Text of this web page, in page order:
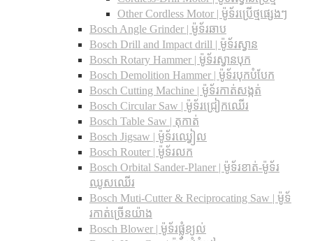
Other Cordless Motor | ម៉ូទ័រប្រើថ្មផ្សេងៗ
Bosch Angle Grinder | ម៉ូទ័រឆាប
Bosch Drill and Impact drill | ម៉ូទ័រស្វាន
Bosch Rotary Hammer | ម៉ូទ័រស្វានបុក
Bosch Demolition Hammer | ម៉ូទ័របុកបំបែក
Bosch Cutting Machine | ម៉ូទ័រកាត់សង្កត់
Bosch Circular Saw | ម៉ូទ័រជ្រៀកឈើរ
Bosch Table Saw | តុកាត់
Bosch Jigsaw | ម៉ូទ័រឈ្វៀល
Bosch Router | ម៉ូទ័រលក
Bosch Orbital Sander-Planer​ | ម៉ូទ័រខាត់-ម៉ូទ័រ
ឈូសឈើរ
Bosch Muti-Cutter & Reciprocating Saw​ | ម៉ូទ័
រកាត់ច្រើនយ៉ាង
Bosch Blower | ម៉ូទ័រផ្លុំខ្យល់